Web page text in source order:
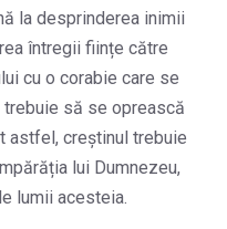
la desprinderea inimii
întregii ființe către
cu o corabie care se
să se oprească
astfel, creștinul trebuie
lui Dumnezeu,
lumii acesteia.